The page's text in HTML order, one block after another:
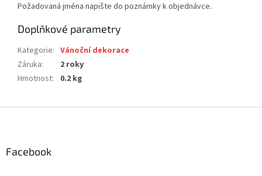
Požadovaná jména napište do poznámky k objednávce.
Doplňkové parametry
Kategorie: Vánoční dekorace
Záruka:
2 roky
Hmotnost: 0.2 kg
Facebook